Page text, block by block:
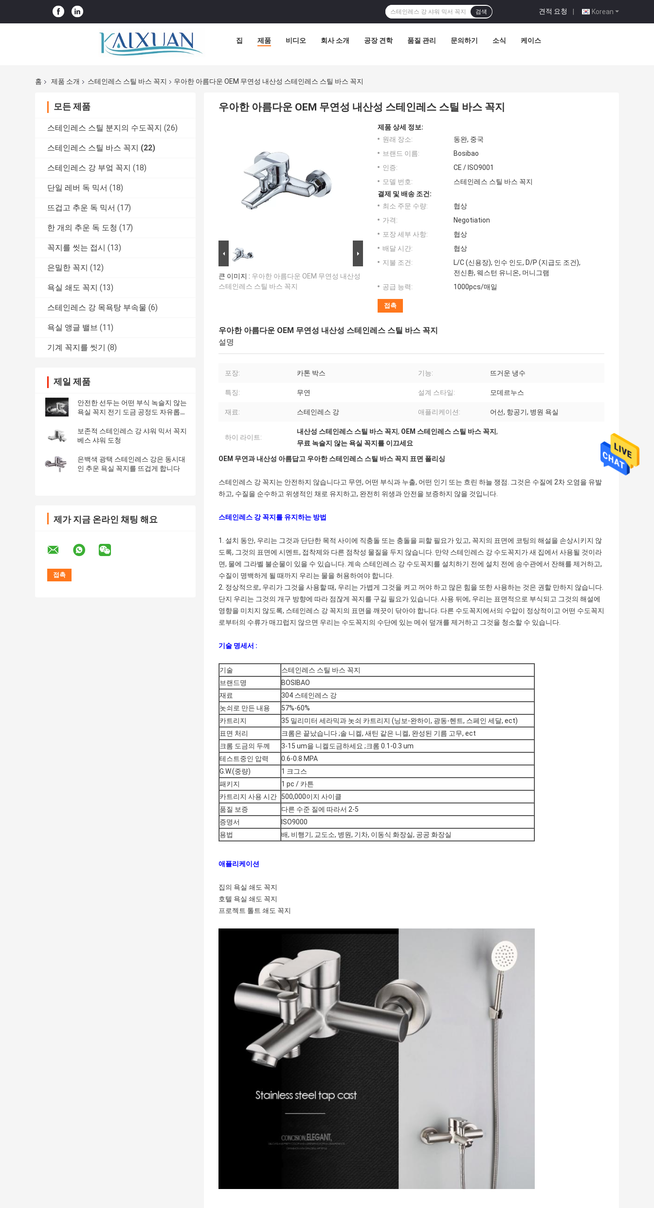
Korean
견적 요청 |
검색
집 제품 비디오 회사 소개 공장 견학 품질 관리 문의하기 소식 케이스
홈 제품 소개 스테인레스 스틸 바스 꼭지 우아한 아름다운 OEM 무연성 내산성 스테인레스 스틸 바스 꼭지
모든 제품
스테인레스 스틸 분지의 수도꼭지 (26)
스테인레스 스틸 바스 꼭지 (22)
스테인레스 강 부엌 꼭지 (18)
단일 레버 독 믹서 (18)
뜨겁고 추운 독 믹서 (17)
한 개의 추운 독 도청 (17)
꼭지를 씻는 접시 (13)
은밀한 꼭지 (12)
욕실 쇄도 꼭지 (13)
스테인레스 강 목욕탕 부속물 (6)
욕실 앵글 밸브 (11)
기계 꼭지를 씻기 (8)
제일 제품
안전한 선두는 어떤 부식 녹슬지 않는
욕실 꼭지 전기 도금 공정도 자유롭게
보존적 스테인레스 강 샤워 믹서 꼭지
베스 샤워 도청
은백색 광택 스테인레스 강은 동시대
인 추운 욕실 꼭지를 뜨겁게 합니다
제가 지금 온라인 채팅 해요
우아한 아름다운 OEM 무연성 내산성 스테인레스 스틸 바스 꼭지
큰 이미지 : 우아한 아름다운 OEM 무연성 내산성
스테인레스 스틸 바스 꼭지
제품 상세 정보:
원래 장소:
동완, 중국
브랜드 이름:
Bosibao
인증:
CE / ISO9001
모델 번호:
스테인레스 스틸 바스 꼭지
결제 및 배송 조건:
최소 주문 수량:
협상
가격:
Negotiation
포장 세부 사항:
협상
배달 시간:
협상
지불 조건:
L/C (신용장), 인수 인도, D/P (지급도 조건),
전신환, 웨스턴 유니온, 머니그램
공급 능력:
1000pcs/매일
접촉
우아한 아름다운 OEM 무연성 내산성 스테인레스 스틸 바스 꼭지
설명
포장: 카톤 박스 기능: 뜨거운 냉수
특징: 무연 설계 스타일: 모데르누스
재료: 스테인레스 강 애플리케이션: 어선, 항공기, 병원 욕실
하이 라이트:
내산성 스테인레스 스틸 바스 꼭지 , OEM 스테인레스 스틸 바스 꼭지 ,
무료 녹슬지 않는 욕실 꼭지를 이끄세요
OEM 무연과 내산성 아름답고 우아한 스테인레스 스틸 바스 꼭지 표면 폴리싱
스테인레스 강 꼭지는 안전하지 않습니다고 무연, 어떤 부식과 누출, 어떤 인기 또는 흐린 하늘 쟁점. 그것은 수질에 2차 오염을 유발
하고, 수질을 순수하고 위생적인 채로 유지하고, 완전히 위생과 안전을 보증하지 않을 것입니다.
스테인레스 강 꼭지를 유지하는 방법
1. 설치 동안, 우리는 그것과 단단한 목적 사이에 직충돌 또는 충돌을 피할 필요가 있고, 꼭지의 표면에 코팅의 해설을 손상시키지 않
도록, 그것의 표면에 시멘트, 접착제와 다른 점착성 물질을 두지 않습니다. 만약 스테인레스 강 수도꼭지가 새 집에서 사용될 것이라
면, 물에 그라벨 불순물이 있을 수 있습니다. 계속 스테인레스 강 수도꼭지를 설치하기 전에 설치 전에 송수관에서 잔해를 제거하고,
수질이 명백하게 될 때까지 우리는 물을 허용하여야 합니다.
2. 정상적으로, 우리가 그것을 사용할 때, 우리는 가볍게 그것을 켜고 꺼야 하고 많은 힘을 또한 사용하는 것은 권할 만하지 않습니다.
단지 우리는 그것의 개구 방향에 따라 점잖게 꼭지를 구길 필요가 있습니다. 사용 뒤에, 우리는 표면적으로 부식되고 그것의 해설에
영향을 미치지 않도록, 스테인레스 강 꼭지의 표면을 깨끗이 닦아야 합니다. 다른 수도꼭지에서의 수압이 정상적이고 어떤 수도꼭지
로부터의 수류가 매끄럽지 않으면 우리는 수도꼭지의 수단에 있는 메쉬 덮개를 제거하고 그것을 청소할 수 있습니다.
기술 명세서 :
기술
스테인레스 스틸 바스 꼭지
브랜드명
BOSIBAO
재료
304 스테인레스 강
놋쇠로 만든 내용
57%-60%
카트리지
35 밀리미터 세라믹과 놋쇠 카트리지 (닝보-완하이, 광동-헨트, 스페인 세달, ect)
표면 처리
크롬은 끝났습니다 ;솔 니켈, 새틴 같은 니켈, 완성된 기름 고무, ect
크롬 도금의 두께
3-15 um을 니켈도금하세요 ;크롬 0.1-0.3 um
테스트중인 압력
0.6-0.8 MPA
G.W.(중량)
1 크그스
패키지
1 pc / 카튼
카트리지 사용 시간
500,000이지 사이클
품질 보증
다른 수준 질에 따라서 2-5
증명서
ISO9000
용법
배, 비행기, 교도소, 병원, 기차, 이동식 화장실, 공공 화장실
애플리케이션
집의 욕실 쇄도 꼭지
호텔 욕실 쇄도 꼭지
프로젝트 톨트 쇄도 꼭지